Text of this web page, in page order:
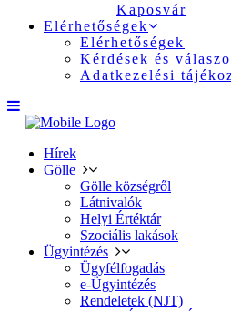
Kaposvár
Elérhetőségek
Elérhetőségek
Kérdések és
Adatkezelési
Hírek
Gölle
Gölle községről
Látnivalók
Helyi Értéktár
Szociális lakások
Ügyintézés
Ügyfélfogadás
e-Ügyintézés
Rendeletek (NJT)